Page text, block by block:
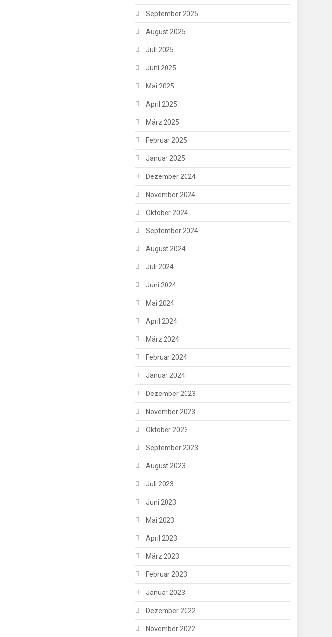
September 2025
August 2025
Juli 2025
Juni 2025
Mai 2025
April 2025
März 2025
Februar 2025
Januar 2025
Dezember 2024
November 2024
Oktober 2024
September 2024
August 2024
Juli 2024
Juni 2024
Mai 2024
April 2024
März 2024
Februar 2024
Januar 2024
Dezember 2023
November 2023
Oktober 2023
September 2023
August 2023
Juli 2023
Juni 2023
Mai 2023
April 2023
März 2023
Februar 2023
Januar 2023
Dezember 2022
November 2022